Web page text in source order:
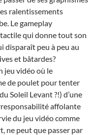
ralentissements
Le gameplay
qui donne tout son
disparaît peu à peu au
et bâtardes?
jeu vidéo où le
de poulet pour tenter
Soleil Levant ?!) d’une
affolante
du jeu vidéo comme
ne peut que passer par